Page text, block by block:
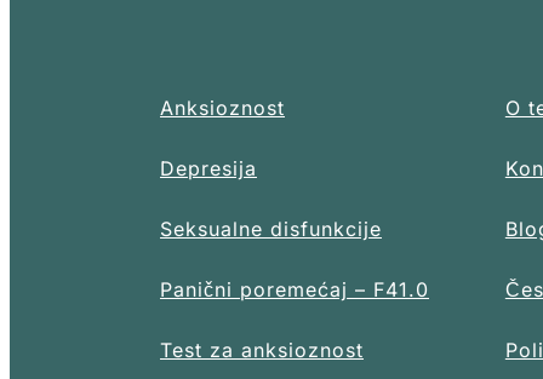
Anksioznost
Depresija
Seksualne disfunkcije
Panični poremećaj – F41.0
Test za anksioznost
O